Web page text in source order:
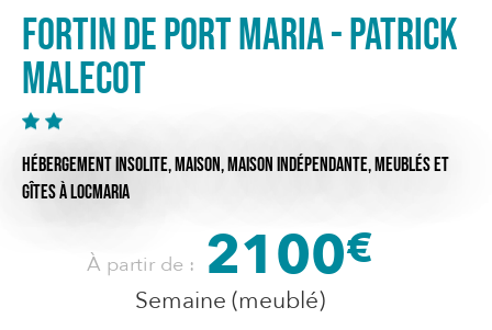
Fortin de Port Maria - Patrick
MALECOT
HÉBERGEMENT INSOLITE,MAISON,MAISON INDÉPENDANTE,MEUBLÉS ET
GÎTESÀ LOCMARIA
À partir de : 2100€
Semaine (meublé)